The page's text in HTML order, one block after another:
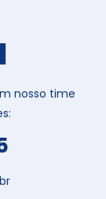
nosso time